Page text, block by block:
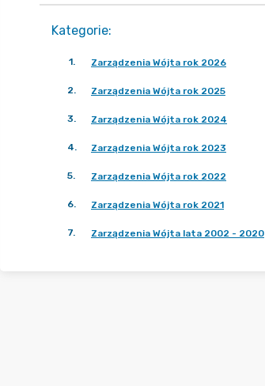
Kategorie:
1. Zarządzenia Wójta rok 2026
2. Zarządzenia Wójta rok 2025
3. Zarządzenia Wójta rok 2024
4. Zarządzenia Wójta rok 2023
5. Zarządzenia Wójta rok 2022
6. Zarządzenia Wójta rok 2021
7. Zarządzenia Wójta lata 2002 - 2020